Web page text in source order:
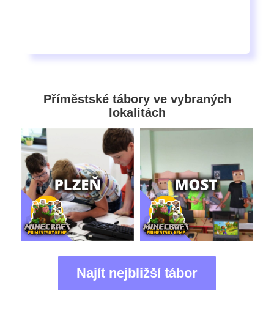
Příměstské tábory ve vybraných
lokalitách
Najít nejbližší tábor